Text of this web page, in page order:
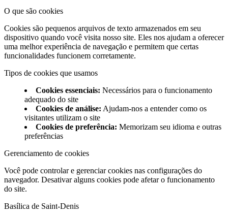
O que são cookies
Cookies são pequenos arquivos de texto armazenados em seu
dispositivo quando você visita nosso site. Eles nos ajudam a oferecer
uma melhor experiência de navegação e permitem que certas
funcionalidades funcionem corretamente.
Tipos de cookies que usamos
Cookies essenciais: Necessários para o funcionamento
adequado do site
Cookies de análise: Ajudam-nos a entender como os
visitantes utilizam o site
Cookies de preferência: Memorizam seu idioma e outras
preferências
Gerenciamento de cookies
Você pode controlar e gerenciar cookies nas configurações do
navegador. Desativar alguns cookies pode afetar o funcionamento
do site.
Basílica de Saint‑Denis